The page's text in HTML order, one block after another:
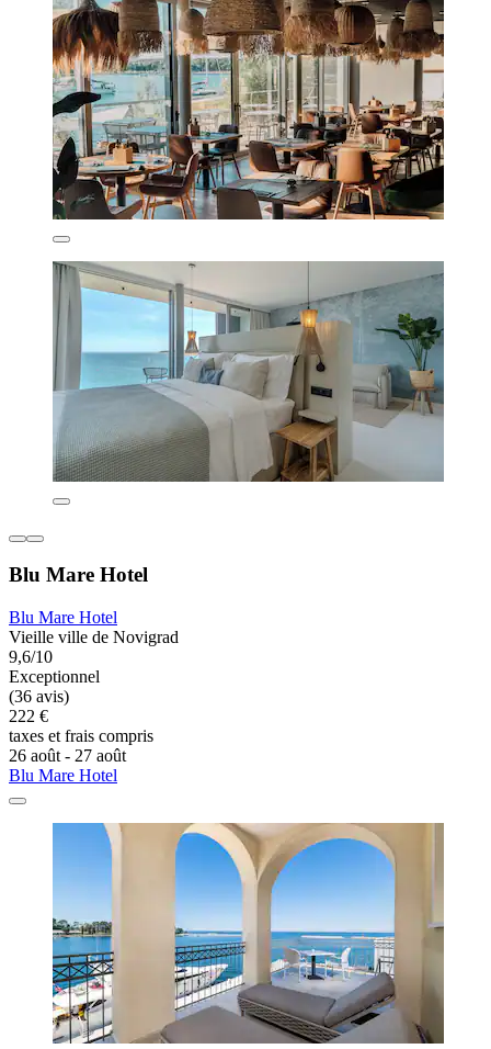
Blu Mare Hotel
Blu Mare Hotel
Vieille ville de Novigrad
9,6/10
Exceptionnel
(36 avis)
222 €
taxes et frais compris
26 août - 27 août
Blu Mare Hotel